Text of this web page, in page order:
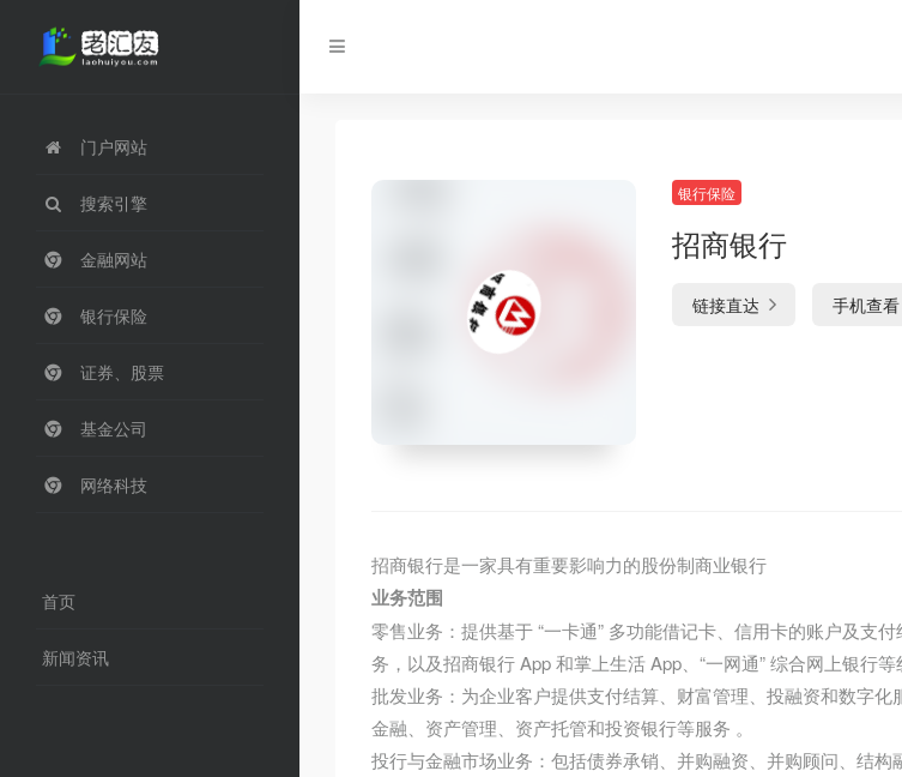
门户网站
搜索引擎
金融网站
银行保险
证券、股票
基金公司
网络科技
首页
新闻资讯
银行保险
招商银行
链接直达 手机查看
招商银行是一家具有重要影响力的股份制商业银行
业务范围
零售业务：提供基于 “一卡通” 多功能借记卡、信用卡的账户及支
务，以及招商银行 App 和掌上生活 App、“一网通” 综合网上银行等
批发业务：为企业客户提供支付结算、财富管理、投融资和数字
金融、资产管理、资产托管和投资银行等服务 。
投行与金融市场业务：包括债券承销、并购融资、并购顾问、结